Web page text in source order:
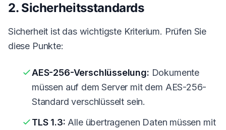
2. Sicherheitsstandards
Sicherheit ist das wichtigste Kriterium. Prüfen Sie
diese Punkte:
AES-256-Verschlüsselung: Dokumente
müssen auf dem Server mit dem AES-256-
Standard verschlüsselt sein.
TLS 1.3: Alle übertragenen Daten müssen mit